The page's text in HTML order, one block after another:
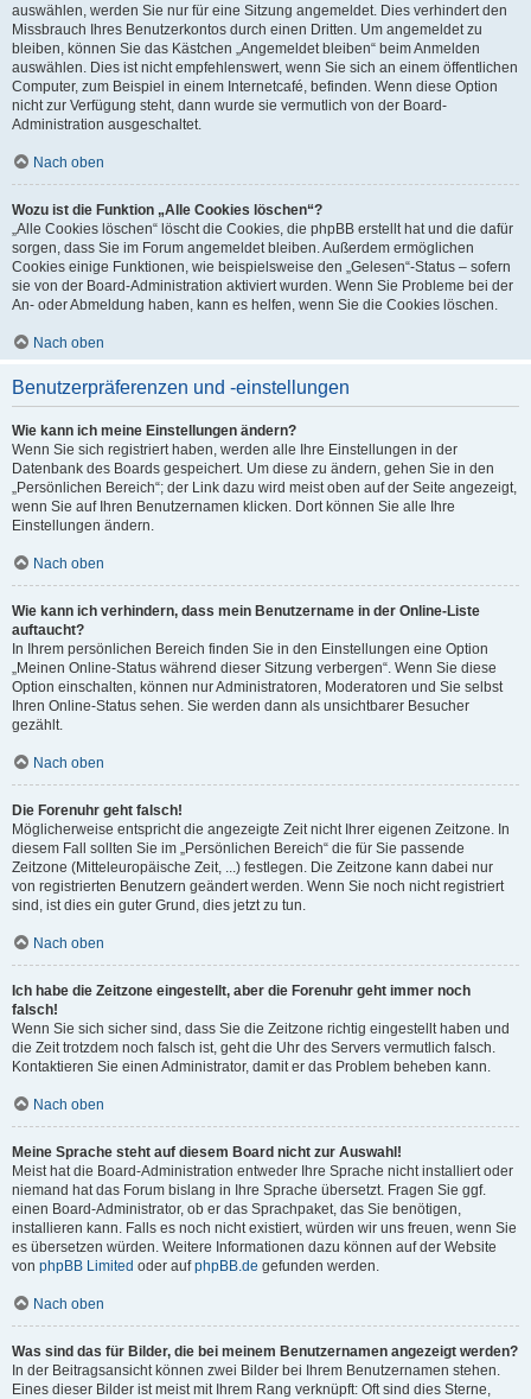
auswählen, werden Sie nur für eine Sitzung angemeldet. Dies verhindert den
Missbrauch Ihres Benutzerkontos durch einen Dritten. Um angemeldet zu
bleiben, können Sie das Kästchen „Angemeldet bleiben“ beim Anmelden
auswählen. Dies ist nicht empfehlenswert, wenn Sie sich an einem öffentlichen
Computer, zum Beispiel in einem Internetcafé, befinden. Wenn diese Option
nicht zur Verfügung steht, dann wurde sie vermutlich von der Board-
Administration ausgeschaltet.
Nach oben
Wozu ist die Funktion „Alle Cookies löschen“?
„Alle Cookies löschen“ löscht die Cookies, die phpBB erstellt hat und die dafür
sorgen, dass Sie im Forum angemeldet bleiben. Außerdem ermöglichen
Cookies einige Funktionen, wie beispielsweise den „Gelesen“-Status – sofern
sie von der Board-Administration aktiviert wurden. Wenn Sie Probleme bei der
An- oder Abmeldung haben, kann es helfen, wenn Sie die Cookies löschen.
Nach oben
Benutzerpräferenzen und -einstellungen
Wie kann ich meine Einstellungen ändern?
Wenn Sie sich registriert haben, werden alle Ihre Einstellungen in der
Datenbank des Boards gespeichert. Um diese zu ändern, gehen Sie in den
„Persönlichen Bereich“; der Link dazu wird meist oben auf der Seite angezeigt,
wenn Sie auf Ihren Benutzernamen klicken. Dort können Sie alle Ihre
Einstellungen ändern.
Nach oben
Wie kann ich verhindern, dass mein Benutzername in der Online-Liste
auftaucht?
In Ihrem persönlichen Bereich finden Sie in den Einstellungen eine Option
„Meinen Online-Status während dieser Sitzung verbergen“. Wenn Sie diese
Option einschalten, können nur Administratoren, Moderatoren und Sie selbst
Ihren Online-Status sehen. Sie werden dann als unsichtbarer Besucher
gezählt.
Nach oben
Die Forenuhr geht falsch!
Möglicherweise entspricht die angezeigte Zeit nicht Ihrer eigenen Zeitzone. In
diesem Fall sollten Sie im „Persönlichen Bereich“ die für Sie passende
Zeitzone (Mitteleuropäische Zeit, ...) festlegen. Die Zeitzone kann dabei nur
von registrierten Benutzern geändert werden. Wenn Sie noch nicht registriert
sind, ist dies ein guter Grund, dies jetzt zu tun.
Nach oben
Ich habe die Zeitzone eingestellt, aber die Forenuhr geht immer noch
falsch!
Wenn Sie sich sicher sind, dass Sie die Zeitzone richtig eingestellt haben und
die Zeit trotzdem noch falsch ist, geht die Uhr des Servers vermutlich falsch.
Kontaktieren Sie einen Administrator, damit er das Problem beheben kann.
Nach oben
Meine Sprache steht auf diesem Board nicht zur Auswahl!
Meist hat die Board-Administration entweder Ihre Sprache nicht installiert oder
niemand hat das Forum bislang in Ihre Sprache übersetzt. Fragen Sie ggf.
einen Board-Administrator, ob er das Sprachpaket, das Sie benötigen,
installieren kann. Falls es noch nicht existiert, würden wir uns freuen, wenn Sie
es übersetzen würden. Weitere Informationen dazu können auf der Website
von phpBB Limited oder aufphpBB.de gefunden werden.
Nach oben
Was sind das für Bilder, die bei meinem Benutzernamen angezeigt werden?
In der Beitragsansicht können zwei Bilder bei Ihrem Benutzernamen stehen.
Eines dieser Bilder ist meist mit Ihrem Rang verknüpft: Oft sind dies Sterne,